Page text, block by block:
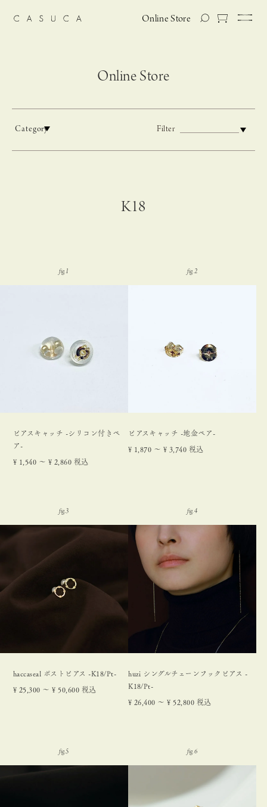
Online Store
Online Store
Category Filter
K18
ピアスキャッチ -シリコン付きペ
ア-
¥ 1,540 〜 ¥ 2,860 税込
ピアスキャッチ -地金ペア-
¥ 1,870 〜 ¥ 3,740 税込
haccaseal ポストピアス -K18/Pt-
¥ 25,300 〜 ¥ 50,600 税込
huzi シングルチェーンフックピアス -
K18/Pt-
¥ 26,400 〜 ¥ 52,800 税込